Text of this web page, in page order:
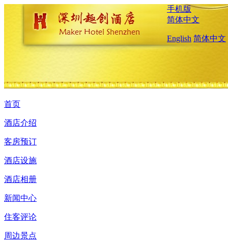
手机版
简体中文
English 简体中文
首页
酒店介绍
客房预订
酒店设施
酒店相册
新闻中心
住客评论
周边景点